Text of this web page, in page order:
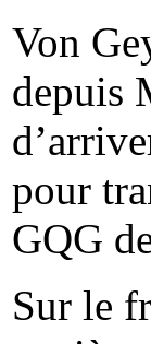
Von
depuis
pour
GQG
Sur le